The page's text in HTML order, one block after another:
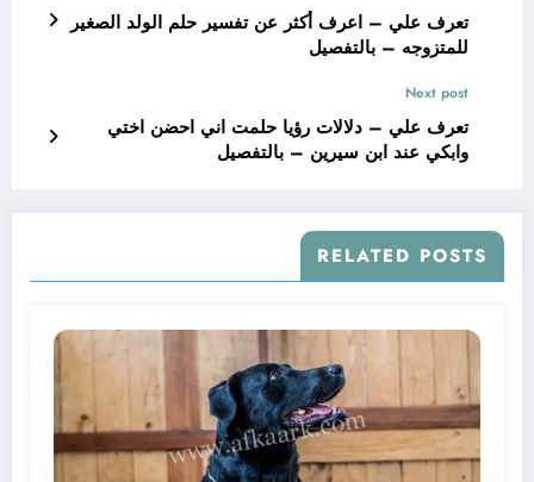
تعرف علي – اعرف أكثر عن تفسير حلم الولد الصغير
للمتزوجه – بالتفصيل
Next post
تعرف علي – دلالات رؤيا حلمت اني احضن اختي
وابكي عند ابن سيرين – بالتفصيل
RELATED POSTS